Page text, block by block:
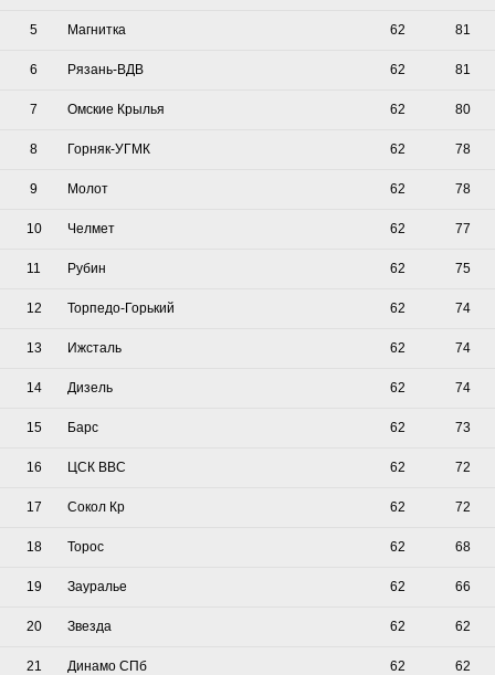
5 Магнитка 62 81
6 Рязань-ВДВ 62 81
7 Омские Крылья 62 80
8 Горняк-УГМК 62 78
9 Молот 62 78
10 Челмет 62 77
11 Рубин 62 75
12 Торпедо-Горький 62 74
13 Ижсталь 62 74
14 Дизель 62 74
15 Барс 62 73
16 ЦСК ВВС 62 72
17 Сокол Кр 62 72
18 Торос 62 68
19 Зауралье 62 66
20 Звезда 62 62
21 Динамо СПб 62 62